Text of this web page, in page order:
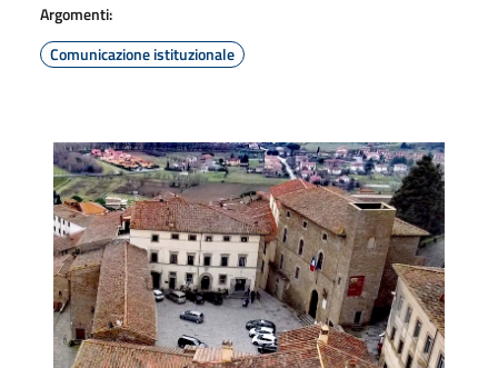
Argomenti:
Comunicazione istituzionale